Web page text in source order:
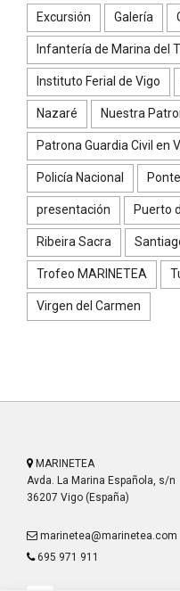
Excursión Galería
Infantería de Marina del
Instituto Ferial de Vigo
Nazaré Nuestra
Patrona Guardia Civil en
Policía Nacional
presentación Puerto
Ribeira Sacra
Trofeo MARINETEA
Virgen del Carmen
MARINETEA
Avda. La Marina Española, s/n
36207 Vigo (España)
marinetea@marinetea.com
695 971 911